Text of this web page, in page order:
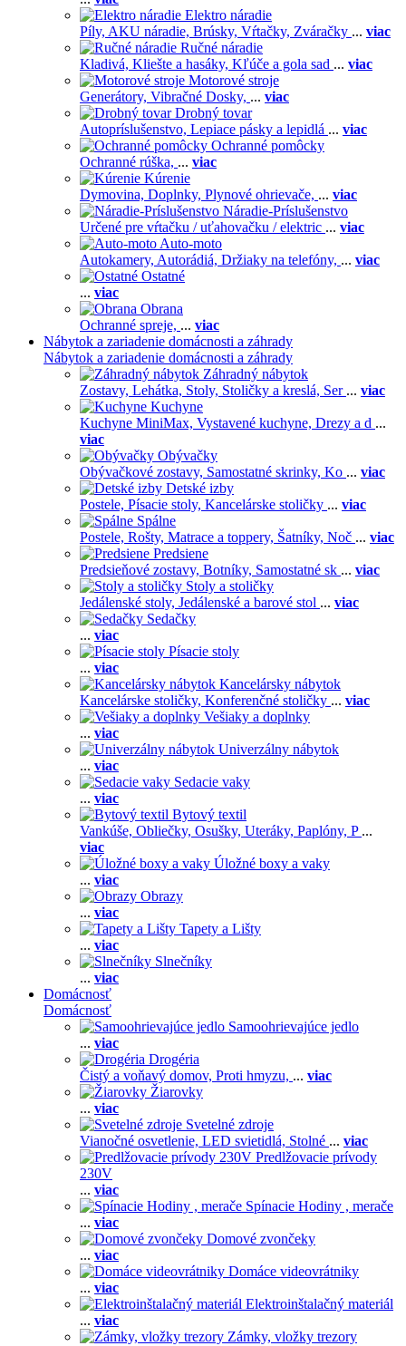
Elektro náradie
Píly, AKU náradie, Brúsky, Vŕtačky, Zváračky ... viac
Ručné náradie
Kladivá, Kliešte a hasáky, Kľúče a gola sad ... viac
Motorové stroje
Generátory, Vibračné Dosky, ... viac
Drobný tovar
Autopríslušenstvo, Lepiace pásky a lepidlá ... viac
Ochranné pomôcky
Ochranné rúška, ... viac
Kúrenie
Dymovina, Doplnky, Plynové ohrievače, ... viac
Náradie-Príslušenstvo
Určené pre vŕtačku / uťahovačku / elektric ... viac
Auto-moto
Autokamery, Autorádiá, Držiaky na telefóny, ... viac
Ostatné
... viac
Obrana
Ochranné spreje, ... viac
Nábytok a zariadenie domácnosti a záhrady
Nábytok a zariadenie domácnosti a záhrady
Záhradný nábytok
Zostavy, Lehátka, Stoly, Stoličky a kreslá, Ser ... viac
Kuchyne
Kuchyne MiniMax, Vystavené kuchyne, Drezy a d ...
viac
Obývačky
Obývačkové zostavy, Samostatné skrinky, Ko ... viac
Detské izby
Postele, Písacie stoly, Kancelárske stoličky ... viac
Spálne
Postele, Rošty, Matrace a toppery, Šatníky, Noč ... viac
Predsiene
Predsieňové zostavy, Botníky, Samostatné sk ... viac
Stoly a stoličky
Jedálenské stoly, Jedálenské a barové stol ... viac
Sedačky
... viac
Písacie stoly
... viac
Kancelársky nábytok
Kancelárske stoličky, Konferenčné stoličky ... viac
Vešiaky a doplnky
... viac
Univerzálny nábytok
... viac
Sedacie vaky
... viac
Bytový textil
Vankúše, Obliečky, Osušky, Uteráky, Paplóny, P ...
viac
Úložné boxy a vaky
... viac
Obrazy
... viac
Tapety a Lišty
... viac
Slnečníky
... viac
Domácnosť
Domácnosť
Samoohrievajúce jedlo
... viac
Drogéria
Čistý a voňavý domov, Proti hmyzu, ... viac
Žiarovky
... viac
Svetelné zdroje
Vianočné osvetlenie, LED svietidlá, Stolné ... viac
Predlžovacie prívody
230V
... viac
Spínacie Hodiny , merače
... viac
Domové zvončeky
... viac
Domáce videovrátniky
... viac
Elektroinštalačný materiál
... viac
Zámky, vložky trezory